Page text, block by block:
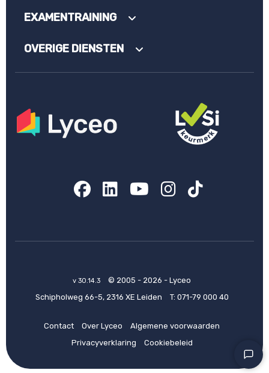
EXAMENTRAINING
OVERIGE DIENSTEN
Facebook
LinkedIn
YouTube
Instagram
TikTok
v 30.14.3
© 2005 - 2026 - Lyceo
Schipholweg 66-5, 2316 XE Leiden
T: 071-79 000 40
Contact Over Lyceo
Algemene voorwaarden
Privacyverklaring
Cookiebeleid